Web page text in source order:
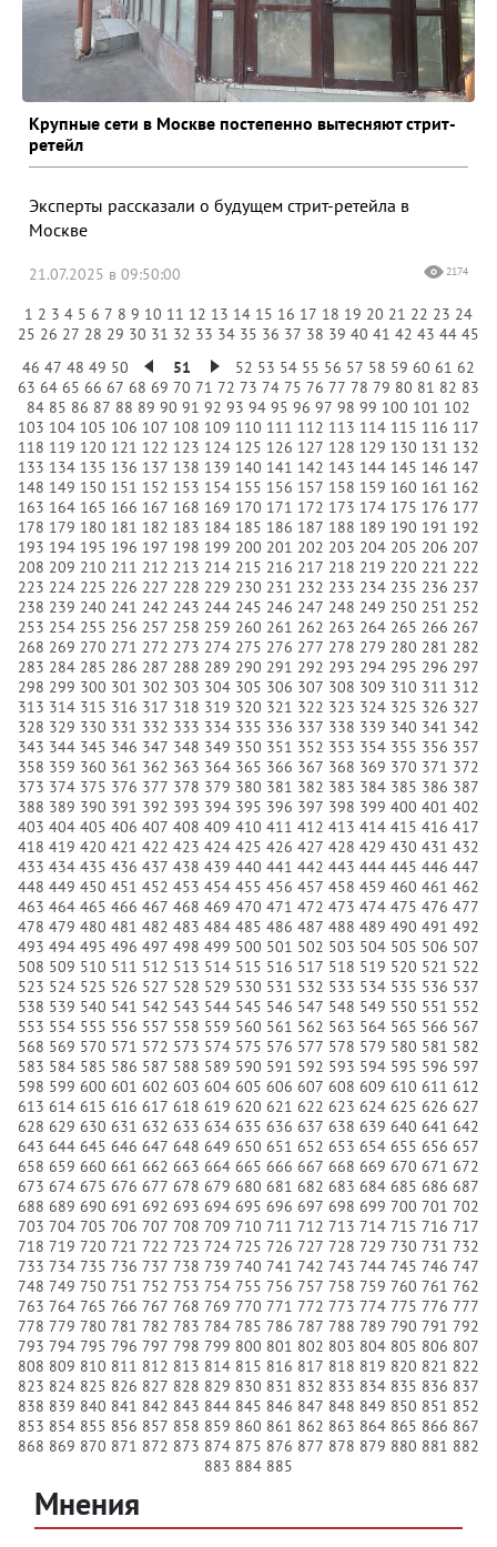
Крупные сети в Москве постепенно вытесняют стрит-
ретейл
Эксперты рассказали о будущем стрит-ретейла в
Москве
21.07.2025 в 09:50:00 2174
1 2 3 4 5 6 7 8 9 10 11 12 13 14 15 16 17 18 19 20 21 22 23 24
25 26 27 28 29 30 31 32 33 34 35 36 37 38 39 40 41 42 43 44 45
46 47 48 49 50 51 52 53 54 55 56 57 58 59 60 61 62
63 64 65 66 67 68 69 70 71 72 73 74 75 76 77 78 79 80 81 82 83
84 85 86 87 88 89 90 91 92 93 94 95 96 97 98 99 100 101 102
103 104 105 106 107 108 109 110 111 112 113 114 115 116 117
118 119 120 121 122 123 124 125 126 127 128 129 130 131 132
133 134 135 136 137 138 139 140 141 142 143 144 145 146 147
148 149 150 151 152 153 154 155 156 157 158 159 160 161 162
163 164 165 166 167 168 169 170 171 172 173 174 175 176 177
178 179 180 181 182 183 184 185 186 187 188 189 190 191 192
193 194 195 196 197 198 199 200 201 202 203 204 205 206 207
208 209 210 211 212 213 214 215 216 217 218 219 220 221 222
223 224 225 226 227 228 229 230 231 232 233 234 235 236 237
238 239 240 241 242 243 244 245 246 247 248 249 250 251 252
253 254 255 256 257 258 259 260 261 262 263 264 265 266 267
268 269 270 271 272 273 274 275 276 277 278 279 280 281 282
283 284 285 286 287 288 289 290 291 292 293 294 295 296 297
298 299 300 301 302 303 304 305 306 307 308 309 310 311 312
313 314 315 316 317 318 319 320 321 322 323 324 325 326 327
328 329 330 331 332 333 334 335 336 337 338 339 340 341 342
343 344 345 346 347 348 349 350 351 352 353 354 355 356 357
358 359 360 361 362 363 364 365 366 367 368 369 370 371 372
373 374 375 376 377 378 379 380 381 382 383 384 385 386 387
388 389 390 391 392 393 394 395 396 397 398 399 400 401 402
403 404 405 406 407 408 409 410 411 412 413 414 415 416 417
418 419 420 421 422 423 424 425 426 427 428 429 430 431 432
433 434 435 436 437 438 439 440 441 442 443 444 445 446 447
448 449 450 451 452 453 454 455 456 457 458 459 460 461 462
463 464 465 466 467 468 469 470 471 472 473 474 475 476 477
478 479 480 481 482 483 484 485 486 487 488 489 490 491 492
493 494 495 496 497 498 499 500 501 502 503 504 505 506 507
508 509 510 511 512 513 514 515 516 517 518 519 520 521 522
523 524 525 526 527 528 529 530 531 532 533 534 535 536 537
538 539 540 541 542 543 544 545 546 547 548 549 550 551 552
553 554 555 556 557 558 559 560 561 562 563 564 565 566 567
568 569 570 571 572 573 574 575 576 577 578 579 580 581 582
583 584 585 586 587 588 589 590 591 592 593 594 595 596 597
598 599 600 601 602 603 604 605 606 607 608 609 610 611 612
613 614 615 616 617 618 619 620 621 622 623 624 625 626 627
628 629 630 631 632 633 634 635 636 637 638 639 640 641 642
643 644 645 646 647 648 649 650 651 652 653 654 655 656 657
658 659 660 661 662 663 664 665 666 667 668 669 670 671 672
673 674 675 676 677 678 679 680 681 682 683 684 685 686 687
688 689 690 691 692 693 694 695 696 697 698 699 700 701 702
703 704 705 706 707 708 709 710 711 712 713 714 715 716 717
718 719 720 721 722 723 724 725 726 727 728 729 730 731 732
733 734 735 736 737 738 739 740 741 742 743 744 745 746 747
748 749 750 751 752 753 754 755 756 757 758 759 760 761 762
763 764 765 766 767 768 769 770 771 772 773 774 775 776 777
778 779 780 781 782 783 784 785 786 787 788 789 790 791 792
793 794 795 796 797 798 799 800 801 802 803 804 805 806 807
808 809 810 811 812 813 814 815 816 817 818 819 820 821 822
823 824 825 826 827 828 829 830 831 832 833 834 835 836 837
838 839 840 841 842 843 844 845 846 847 848 849 850 851 852
853 854 855 856 857 858 859 860 861 862 863 864 865 866 867
868 869 870 871 872 873 874 875 876 877 878 879 880 881 882
883 884 885
Мнения